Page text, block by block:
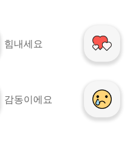
힘내세요
감동이에요